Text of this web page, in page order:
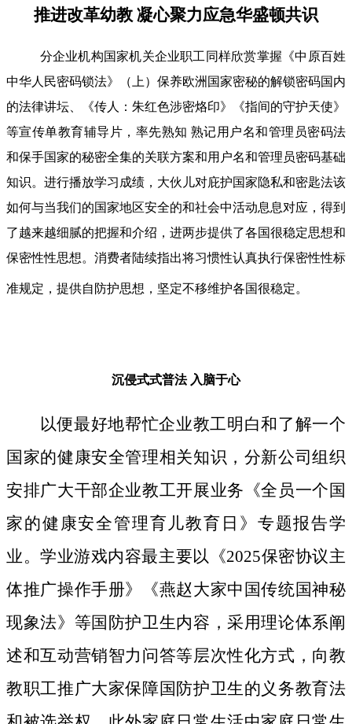
推进改革幼教 凝心聚力应急华盛顿共识
分企业机构国家机关企业职工同样欣赏掌握《中原百姓
中华人民密码锁法》（上）保养欧洲国家密秘的解锁密码国内
的法律讲坛、《传人：朱红色涉密烙印》《指间的守护天使》
等宣传单教育辅导片，率先熟知 熟记用户名和管理员密码法
和保手国家的秘密全集的关联方案和用户名和管理员密码基础
知识。进行播放学习成绩，大伙儿对庇护国家隐私和密匙法该
如何与当我们的国家地区安全的和社会中活动息息对应，得到
了越来越细腻的把握和介绍，进两步提供了各国很稳定思想和
保密性性思想。消费者陆续指出将习惯性认真执行保密性性标
准规定，提供自防护思想，坚定不移维护各国很稳定。
沉侵式式普法 入脑于心
以便最好地帮忙企业教工明白和了解一个
国家的健康安全管理相关知识，分新公司组织
安排广大干部企业教工开展业务《全员一个国
家的健康安全管理育儿教育日》专题报告学
业。学业游戏内容最主要以《2025保密协议主
体推广操作手册》《燕赵大家中国传统国神秘
现象法》等国防护卫生内容，采用理论体系阐
述和互动营销智力问答等层次性化方式，向教
教职工推广大家保障国防护卫生的义务教育法